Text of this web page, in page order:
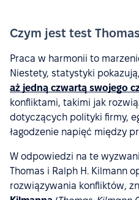
Czym jest test
Praca w harmonii to
Niestety, statystyki
aż jedną czwartą swojego
konfliktami, takimi jak
dotyczących polityki firmy,
łagodzenie napięć między
W odpowiedzi na te
Thomas i Ralph H. Kilmann
rozwiązywania konfliktów,